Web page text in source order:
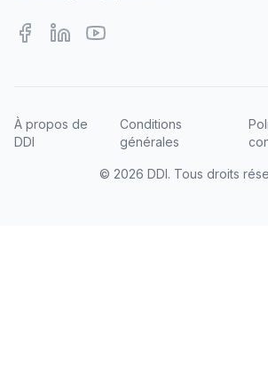
© 2026 DDI. Tous droits
À propos de
DDI
Conditions
générales